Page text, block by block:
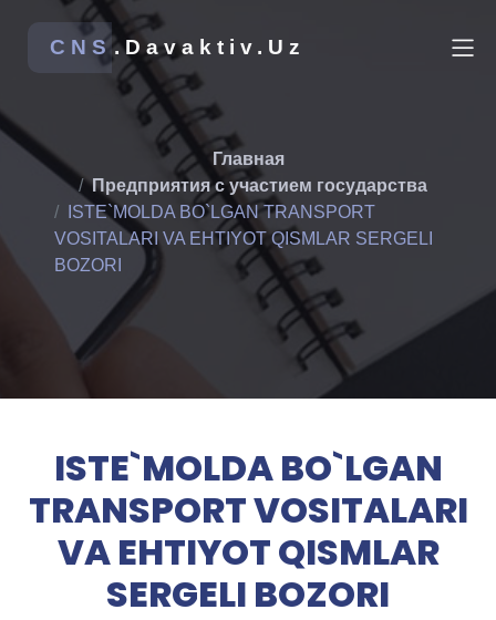
CNS .Davaktiv.Uz
Главная
Предприятия с участием государства
ISTE`MOLDA BO`LGAN TRANSPORT
VOSITALARI VA EHTIYOT QISMLAR SERGELI
BOZORI
ISTE`MOLDA BO`LGAN
TRANSPORT VOSITALARI
VA EHTIYOT QISMLAR
SERGELI BOZORI